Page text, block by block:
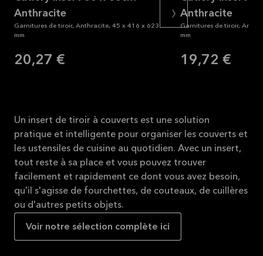
Un insert de tiroir à couverts est une solution
pratique et intelligente pour organiser les couverts et
les ustensiles de cuisine au quotidien. Avec un insert,
tout reste à sa place et vous pouvez trouver
facilement et rapidement ce dont vous avez besoin,
qu'il s'agisse de fourchettes, de couteaux, de cuillères
ou d'autres petits objets.
Voir notre sélection complète ici
Anthracite
Garnitures de tiroir, Anthracite, 45 x 416 x 623
mm
20,27 €
Anthracite
Garnitures de tiroir,
mm
19,72 €